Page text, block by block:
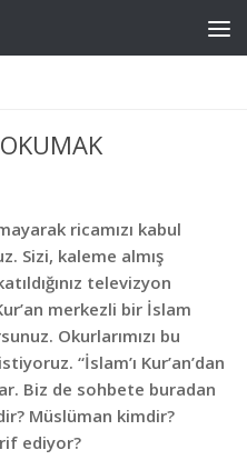
OKUMAK
ricamızı kabul
Sizi, kaleme almış
televizyon
merkezli bir İslam
Okurlarımızı bu
“İslam’ı Kur’an’dan
Biz de sohbete buradan
Müslüman kimdir?
ediyor?